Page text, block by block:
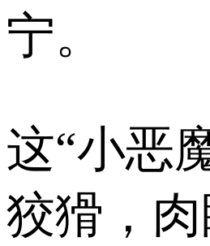
宁。
这“小恶
狡猾，